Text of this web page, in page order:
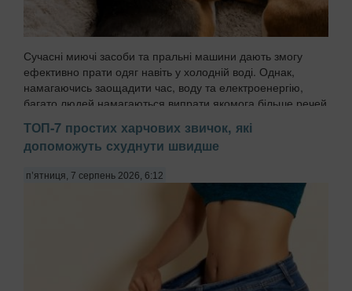
Сучасні миючі засоби та пральні машини дають змогу
ефективно прати одяг навіть у холодній воді. Однак,
намагаючись заощадити час, воду та електроенергію,
багато людей намагаються випрати якомога більше речей
ТОП-7 простих харчових звичок, які
допоможуть схуднути швидше
п’ятниця, 7 серпень 2026, 6:12